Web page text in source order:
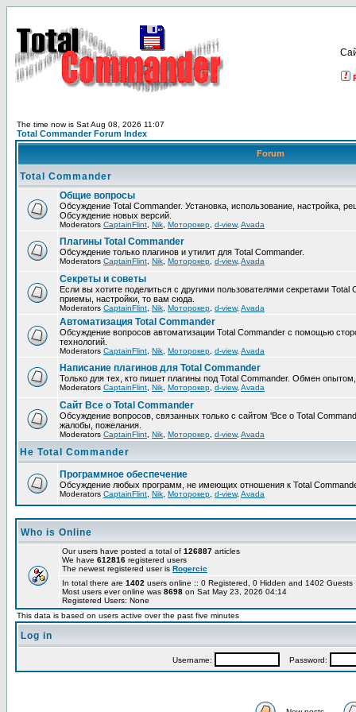
The time now is Sat Aug 08, 2026 11:07
Total Commander Forum Index
Forum
Total Commander
Общие вопросы
Обсуждение Total Commander. Установка, использование, настройка,
Обсуждение новых версий.
Moderators CaptainFlint Nik Моторокер d-view, Avada
Плагины Total Commander
Обсуждение только плагинов и утилит для Total Commander.
Moderators CaptainFlint Nik Моторокер d-view, Avada
Секреты и советы
Если вы хотите поделиться с другими пользователями секретами Total
приемы, настройки, то вам сюда.
Moderators CaptainFlint Nik Моторокер d-view, Avada
Автоматизация Total Commander
Обсуждение вопросов автоматизации Total Commander с помощью
технологий.
Moderators CaptainFlint Nik Моторокер d-view, Avada
Написание плагинов для Total Commander
Только для тех, кто пишет плагины под Total Commander. Обмен
Moderators CaptainFlint Nik Моторокер d-view, Avada
Сайт Все о Total Commander
Обсуждение вопросов, связанных только с сайтом 'Все о Total
жалобы, пожелания.
Moderators CaptainFlint Nik Моторокер d-view, Avada
Не Total Commander
Программное обеспечение
Обсуждение любых программ, не имеющих отношения к Total
Moderators CaptainFlint Nik Моторокер d-view, Avada
Who is Online
Our users have posted a total of 126887 articles
We have 612816 registered users
The newest registered user is Rogercic
In total there are 1402 users online :: 0 Registered, 0 Hidden and 1402
Most users ever online was 8698 on Sat May 23, 2026 04:14
Registered Users: None
This data is based on users active over the past five minutes
Log in
Username: Password: